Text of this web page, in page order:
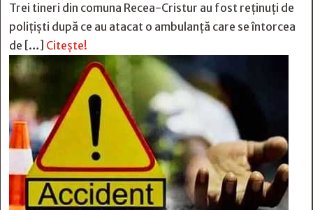
Trei tineri din comuna Recea-Cristur au fost reținuți de
polițiști după ce au atacat o ambulanță care se întorcea
de […] Citește!